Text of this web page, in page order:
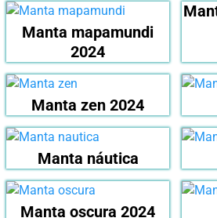
Manta mapamundi
2024
Manta zen 2024
Manta náutica
Manta oscura 2024